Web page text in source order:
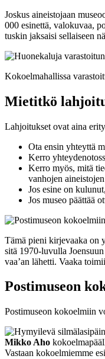
Joskus aineistojaan
000 esinettä, valokuvaa,
tuskin jaksaisi sellaiseen
Kokoelmahallissa
Mietitkö
Lahjoitukset ovat aina
Ota ensin yhteyttä
Kerro
Kerro myös, mitä
vanhojen
Jos esine on
Jos museo päättää
Tämä pieni kirjevaaka on
sitä 1970-luvulla
vaa’an lähetti. Vaaka
Postimuseon
Postimuseon kokoelmiin
Mikko Aho
Vastaan kokoelmiemme